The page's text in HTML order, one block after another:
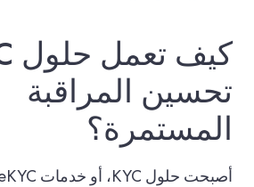
تحسين المراقبة
المستمرة؟